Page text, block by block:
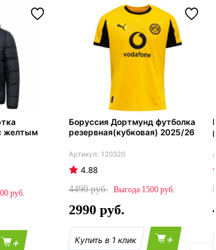
желтым
+
Боруссия Дортмунд футболка
резервная(кубковая) 2025/26
120320
4.88
4490
1500
2990
+